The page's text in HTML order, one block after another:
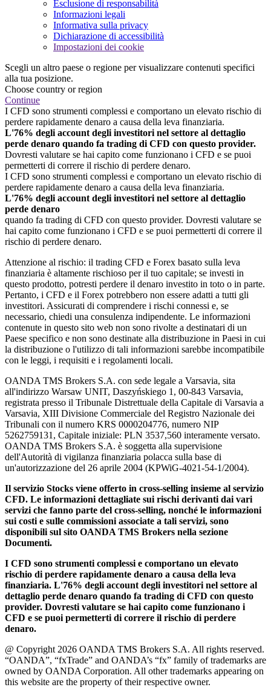
Esclusione di responsabilità
Informazioni legali
Informativa sulla privacy
Dichiarazione di accessibilità
Impostazioni dei cookie
Scegli un altro paese o regione per visualizzare contenuti specifici
alla tua posizione.
Choose country or region
Continue
I CFD sono strumenti complessi e comportano un elevato rischio di
perdere rapidamente denaro a causa della leva finanziaria.
L'76% degli account degli investitori nel settore al dettaglio
perde denaro quando fa trading di CFD con questo provider.
Dovresti valutare se hai capito come funzionano i CFD e se puoi
permetterti di correre il rischio di perdere denaro.
I CFD sono strumenti complessi e comportano un elevato rischio di
perdere rapidamente denaro a causa della leva finanziaria.
L'76% degli account degli investitori nel settore al dettaglio
perde denaro
quando fa trading di CFD con questo provider. Dovresti valutare se
hai capito come funzionano i CFD e se puoi permetterti di correre il
rischio di perdere denaro.
Attenzione al rischio: il trading CFD e Forex basato sulla leva
finanziaria è altamente rischioso per il tuo capitale; se investi in
questo prodotto, potresti perdere il denaro investito in toto o in parte.
Pertanto, i CFD e il Forex potrebbero non essere adatti a tutti gli
investitori. Assicurati di comprendere i rischi connessi e, se
necessario, chiedi una consulenza indipendente. Le informazioni
contenute in questo sito web non sono rivolte a destinatari di un
Paese specifico e non sono destinate alla distribuzione in Paesi in cui
la distribuzione o l'utilizzo di tali informazioni sarebbe incompatibile
con le leggi, i requisiti e i regolamenti locali.
OANDA TMS Brokers S.A. con sede legale a Varsavia, sita
all'indirizzo Warsaw UNIT, Daszyńskiego 1, 00-843 Varsavia,
registrata presso il Tribunale Distrettuale della Capitale di Varsavia a
Varsavia, XIII Divisione Commerciale del Registro Nazionale dei
Tribunali con il numero KRS 0000204776, numero NIP
5262759131, Capitale iniziale: PLN 3537,560 interamente versato.
OANDA TMS Brokers S.A. è soggetta alla supervisione
dell'Autorità di vigilanza finanziaria polacca sulla base di
un'autorizzazione del 26 aprile 2004 (KPWiG-4021-54-1/2004).
Il servizio Stocks viene offerto in cross-selling insieme al servizio
CFD. Le informazioni dettagliate sui rischi derivanti dai vari
servizi che fanno parte del cross-selling, nonché le informazioni
sui costi e sulle commissioni associate a tali servizi, sono
disponibili sul sito OANDA TMS Brokers nella sezione
Documenti.
I CFD sono strumenti complessi e comportano un elevato
rischio di perdere rapidamente denaro a causa della leva
finanziaria. L'76% degli account degli investitori nel settore al
dettaglio perde denaro quando fa trading di CFD con questo
provider. Dovresti valutare se hai capito come funzionano i
CFD e se puoi permetterti di correre il rischio di perdere
denaro.
@ Copyright 2026 OANDA TMS Brokers S.A. All rights reserved.
“OANDA”, “fxTrade” and OANDA’s “fx” family of trademarks are
owned by OANDA Corporation. All other trademarks appearing on
this website are the property of their respective owner.